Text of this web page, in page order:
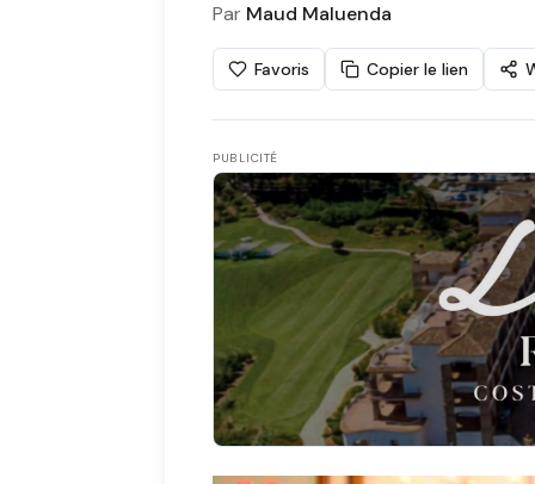
Par Maud Maluenda
Favoris Copier le lien
PUBLICITÉ